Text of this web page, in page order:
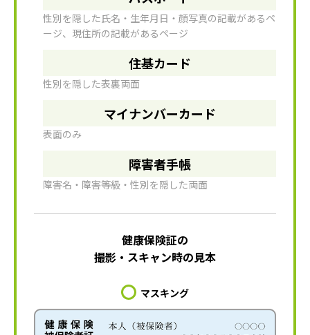
性別を隠した氏名・生年月日・顔写真の記載があるペ
ージ、現住所の記載があるページ
住基カード
性別を隠した表裏両面
マイナンバーカード
表面のみ
障害者手帳
障害名・障害等級・性別を隠した両面
健康保険証の
撮影・スキャン時の見本
マスキング